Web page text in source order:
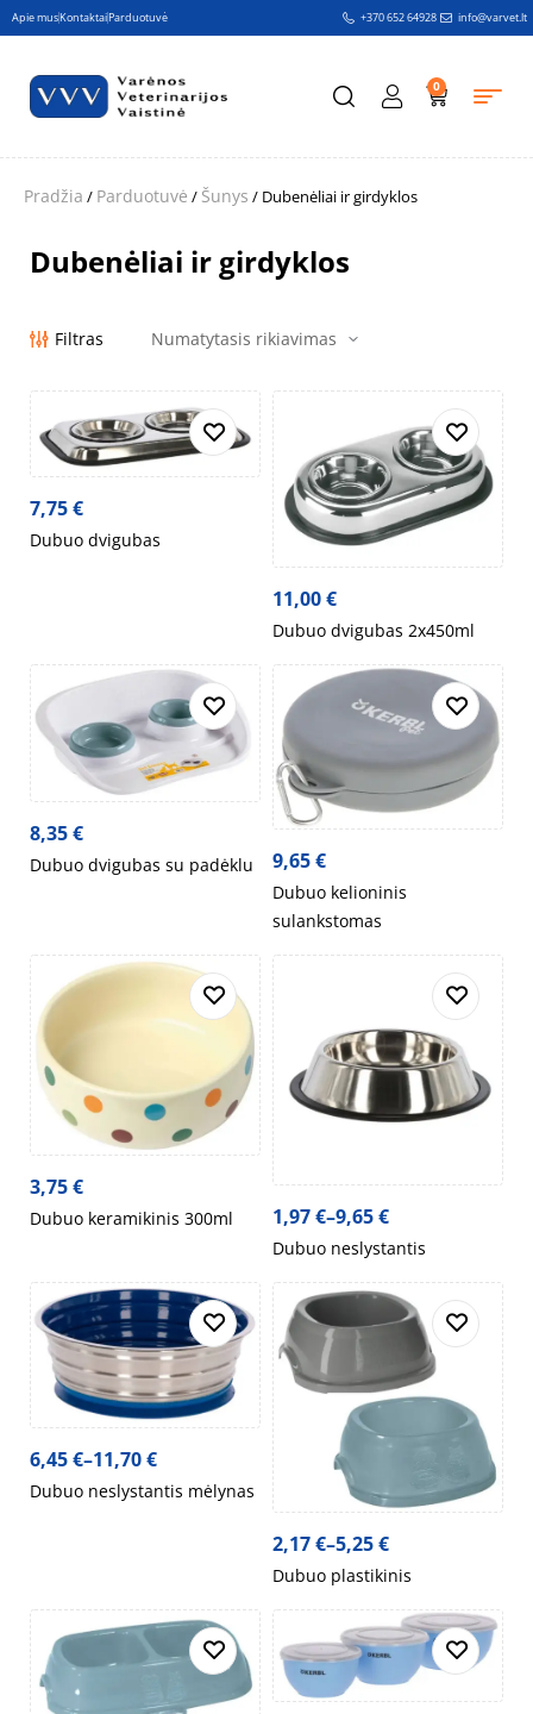
Apie musKontaktaiParduotuvė +370 652 64928 info@varvet.lt
0
Pradžia / Parduotuvė / Šunys / Dubenėliai ir girdyklos
Dubenėliai ir girdyklos
Filtras
7,75€
Dubuo dvigubas
11,00€
Dubuo dvigubas 2x450ml
8,35€
Dubuo dvigubas su padėklu 9,65€
Dubuo kelioninis
sulankstomas
3,75€
Dubuo keramikinis 300ml 1,97€–9,65€
Dubuo neslystantis
6,45€–11,70€
Dubuo neslystantis mėlynas
2,17€–5,25€
Dubuo plastikinis